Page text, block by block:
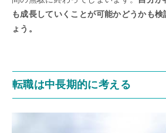
も成長していくことが可能かどうかも
ょう。
転職は中長期的に考える